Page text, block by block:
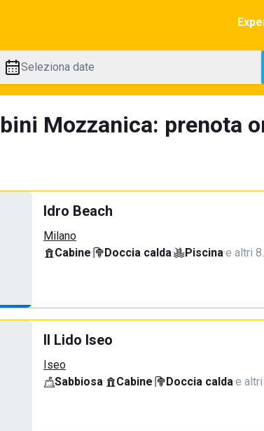
Seleziona date
Mozzanica: prenota
Idro Beach
Milano
Cabine· Doccia calda· Piscina·e altri
Il Lido Iseo
Iseo
Sabbiosa· Cabine· Doccia calda·e